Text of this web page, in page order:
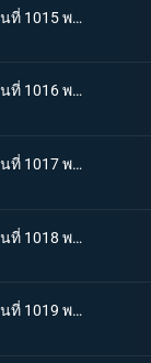
One piece วันพีช ตอนที่ 1015 พากย์ไทย ลูฟี่หมวกฟาง ชายผู้ที่จะเป็นราชาโจรสลัด
One piece วันพีช ตอนที่ 1016 พากย์ไทย ศึกสัตว์ประหลาด! สามกัปตันต่างถือทิฐิ
One piece วันพีช ตอนที่ 1017 พากย์ไทย ออกท่าใหญ่ต่อเนื่อง! รุ่นที่เลวร้ายที่สุดโจมตีระห่ำ
One piece วันพีช ตอนที่ 1018 พากย์ไทย ไคโดหัวเราะ! สี่จักรพรรดิปะทะยุคสมัยใหม่
One piece วันพีช ตอนที่ 1019 พากย์ไทย แผนลับของโอทามะ! สุดยอดแผนการคิบิดังโกะ